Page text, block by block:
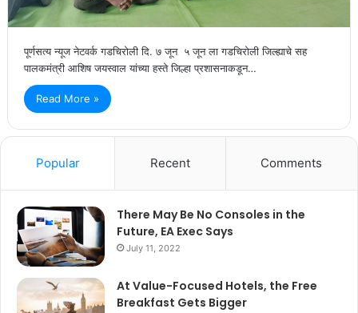
पूर्णसत्य न्यूज नेटवर्क गडचिरोली दि. ७ जून ५ जून ला गडचिरोली जिल्ह्याचे सह
पालकमंत्री आशिष जयस्वाल यांच्या हस्ते जिल्हा प्रशासनाकडून…
Read More »
Popular Recent Comments
There May Be No Consoles in the
Future, EA Exec Says
July 11, 2022
At Value-Focused Hotels, the Free
Breakfast Gets Bigger